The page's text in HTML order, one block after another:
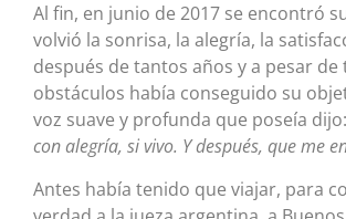
Al fin, en junio de 2017 se encontró
volvió la sonrisa, la alegría, la
después de tantos años y a pesar de
obstáculos había conseguido su
voz suave y profunda que poseía dijo:
con alegría, si vivo. Y después, que me
Antes había tenido que viajar, para